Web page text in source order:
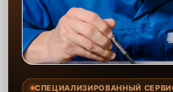
СПЕЦИАЛИЗИРОВАННЫЙ